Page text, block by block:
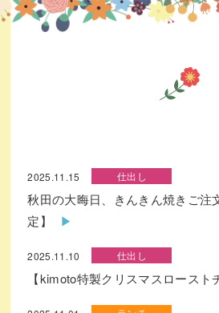
2025.11.15 仕出し
秋田の大晦日、きんきん焼きご注
定】
2025.11.10 仕出し
【kimoto特製クリスマスロースト